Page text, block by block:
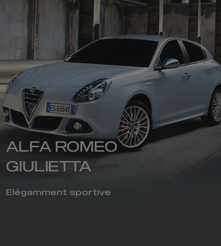
ALFA ROMEO
GIULIETTA​
Elégamment sportive